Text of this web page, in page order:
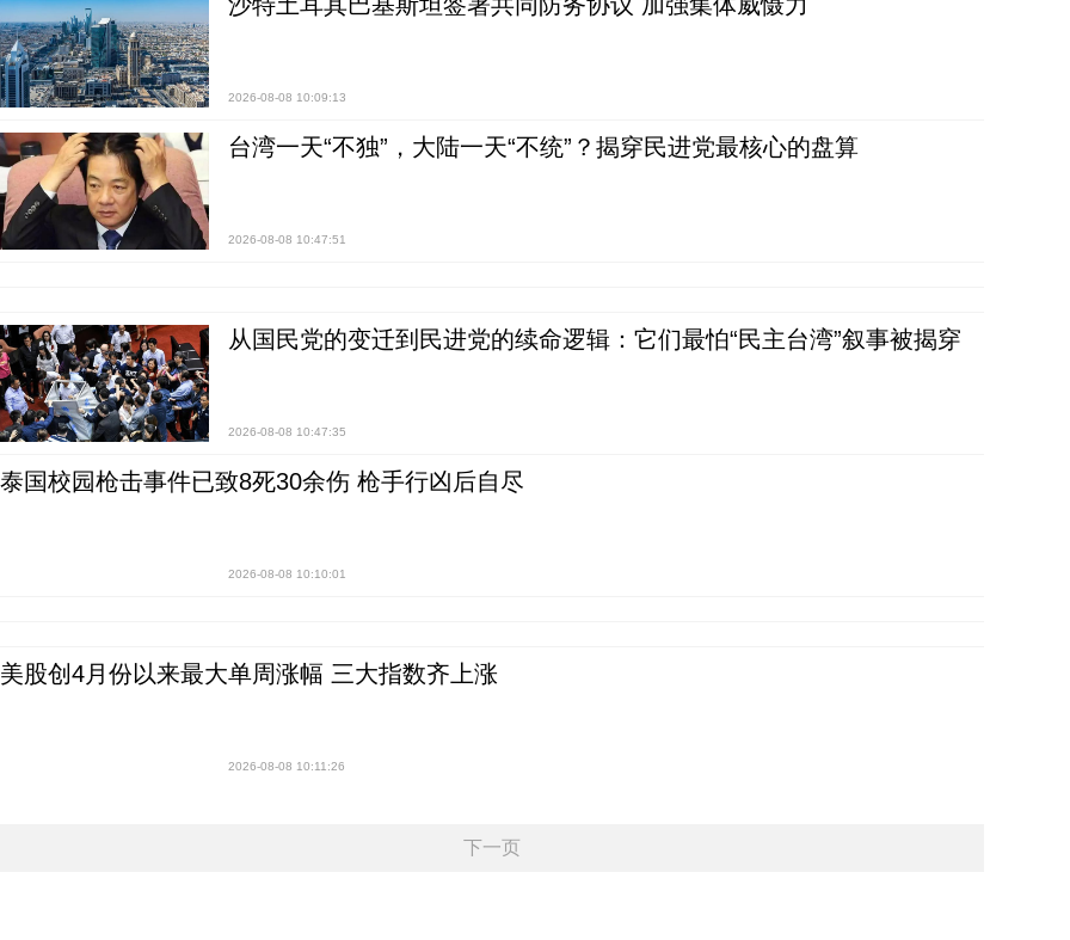
2026-08-08 10:09:13
台湾一天“不独”，大陆一天“不统”？揭穿民进党最核心的盘算
2026-08-08 10:47:51
从国民党的变迁到民进党的续命逻辑：它们最怕“民主台湾”叙事被揭穿
2026-08-08 10:47:35
泰国校园枪击事件已致8死30余伤 枪手行凶后自尽
2026-08-08 10:10:01
美股创4月份以来最大单周涨幅 三大指数齐上涨
2026-08-08 10:11:26
下一页